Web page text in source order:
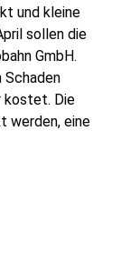
und kleine
sollen die
GmbH.
Schaden
kostet. Die
werden, eine